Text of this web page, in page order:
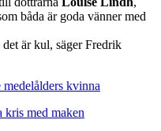
båda är goda vänner med
är kul, säger Fredrik
kvinna
kris med maken